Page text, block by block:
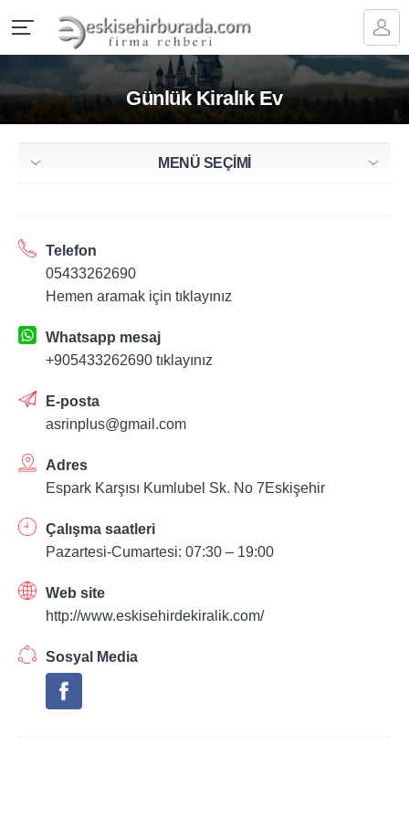
Günlük Kiralık Ev
MENÜ SEÇİMİ
Telefon
05433262690
Hemen aramak için tıklayınız
Whatsapp mesaj
+905433262690 tıklayınız
E-posta
asrinplus@gmail.com
Adres
Espark Karşısı Kumlubel Sk. No 7Eskişehir
Çalışma saatleri
Pazartesi-Cumartesi: 07:30 – 19:00
Web site
http://www.eskisehirdekiralik.com/
Sosyal Media